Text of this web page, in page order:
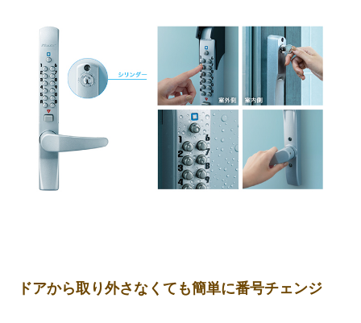
ドアから取り外さなくても簡単に番号チェンジ